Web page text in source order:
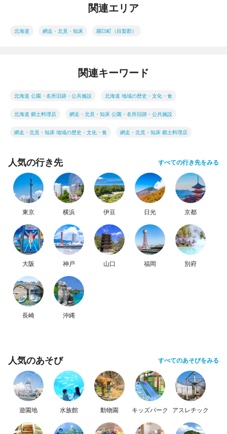
関連エリア
北海道 網走・北見・知床 羅臼町（目梨郡）
関連キーワード
北海道 公園・名所旧跡・公共施設 北海道 地域の歴史・文化・食
北海道 郷土料理店 網走・北見・知床 公園・名所旧跡・公共施設
網走・北見・知床 地域の歴史・文化・食 網走・北見・知床 郷土料理店
人気の行き先 すべての行き先をみる
東京 横浜 伊豆 日光 京都
大阪 神戸 山口 福岡 別府
長崎 沖縄
人気のあそび すべてのあそびをみる
遊園地 水族館 動物園 キッズパーク アスレチック